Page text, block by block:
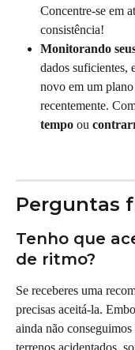
Concentre-se em
consistência!
Monitorando
dados suficientes,
novo em um
recentemente.
tempo ou
Perguntas
Tenho que
de ritmo?
Se receberes uma
precisas aceitá-la.
ainda não
terrenos acidentados,